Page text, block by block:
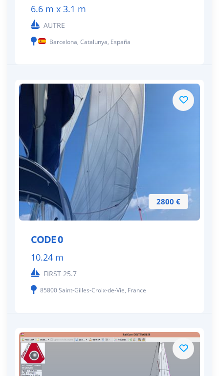
6.6 m x 3.1 m
AUTRE
Barcelona, Catalunya, España
2800 €
CODE 0
10.24 m
FIRST 25.7
85800 Saint-Gilles-Croix-de-Vie, France